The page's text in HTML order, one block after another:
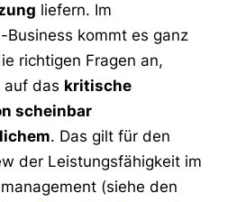
liefern. Im
Business kommt es ganz
richtigen Fragen an,
auf das kritische
scheinbar
. Das gilt für den
der Leistungsfähigkeit im
(siehe den